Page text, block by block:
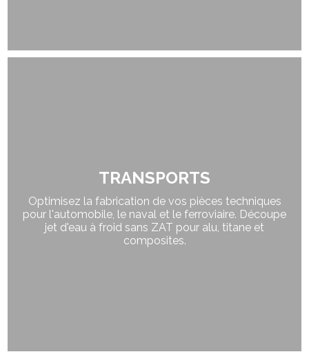
TRANSPORTS
Optimisez la fabrication de vos pièces techniques
pour l'automobile, le naval et le ferroviaire. Découpe
jet d'eau à froid sans ZAT pour alu, titane et
composites.